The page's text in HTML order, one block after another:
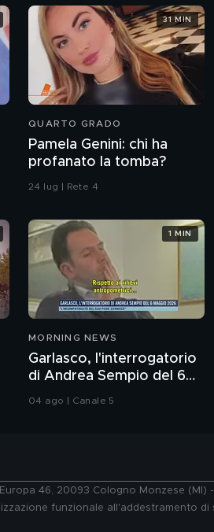
QUARTO GRADO
Pamela Genini: chi ha
profanato la tomba?
24 lug | Rete 4
31 MIN
MORNING NEWS
Garlasco, l'interrogatorio
di Andrea Sempio del 6
maggio 2026
04 ago | Canale 5
1 MIN
46, 20093 Cologno Monzese (MI)
funzionale all'addestramento di